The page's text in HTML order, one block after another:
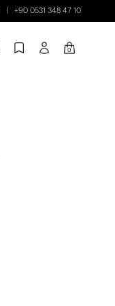
+90 0531 348 47 10
0